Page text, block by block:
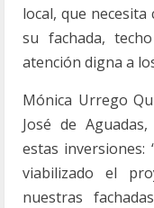
local, que
su fachada,
atención digna a
Mónica Urrego
José de
estas inversiones:
viabilizado el
nuestras